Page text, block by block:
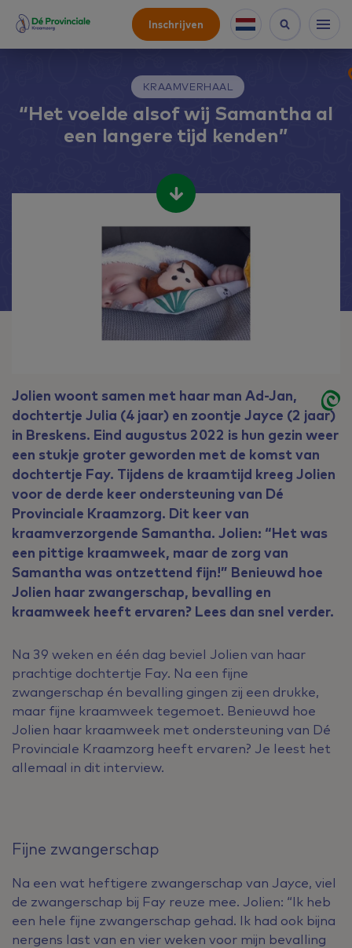
Inschrijven
KRAAMVERHAAL
“Het voelde alsof wij Samantha al
een langere tijd kenden”
Jolien woont samen met haar man Ad-Jan,
dochtertje Julia (4 jaar) en zoontje Jayce (2 jaar)
in Breskens. Eind augustus 2022 is hun gezin weer
een stukje groter geworden met de komst van
dochtertje Fay. Tijdens de kraamtijd kreeg Jolien
voor de derde keer ondersteuning van Dé
Provinciale Kraamzorg. Dit keer van
kraamverzorgende Samantha. Jolien: “Het was
een pittige kraamweek, maar de zorg van
Samantha was ontzettend fijn!” Benieuwd hoe
Jolien haar zwangerschap, bevalling en
kraamweek heeft ervaren? Lees dan snel verder.
Na 39 weken en één dag beviel Jolien van haar
prachtige dochtertje Fay. Na een fijne
zwangerschap én bevalling gingen zij een drukke,
maar fijne kraamweek tegemoet. Benieuwd hoe
Jolien haar kraamweek met ondersteuning van Dé
Provinciale Kraamzorg heeft ervaren? Je leest het
allemaal in dit interview.
Fijne zwangerschap
Na een wat heftigere zwangerschap van Jayce, viel
de zwangerschap bij Fay reuze mee. Jolien: “Ik heb
een hele fijne zwangerschap gehad. Ik had ook bijna
nergens last van en vier weken voor mijn bevalling